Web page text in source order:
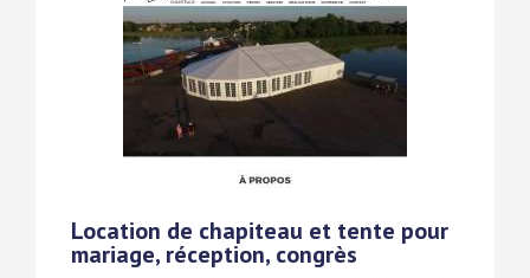
Location de chapiteau et tente pour
mariage, réception, congrès